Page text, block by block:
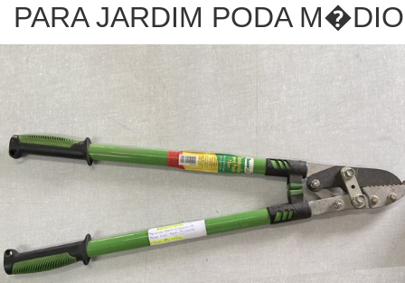
PARA JARDIM PODA